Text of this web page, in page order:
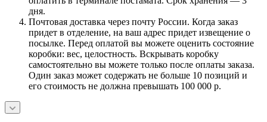
дня.
Почтовая доставка через почту России. Когда заказ
придет в отделение, на ваш адрес придет извещение о
посылке. Перед оплатой вы можете оценить состояние
коробки: вес, целостность. Вскрывать коробку
самостоятельно вы можете только после оплаты заказа.
Один заказ может содержать не больше 10 позиций и
его стоимость не должна превышать 100 000 р.